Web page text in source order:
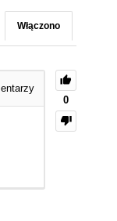
Włączono
0